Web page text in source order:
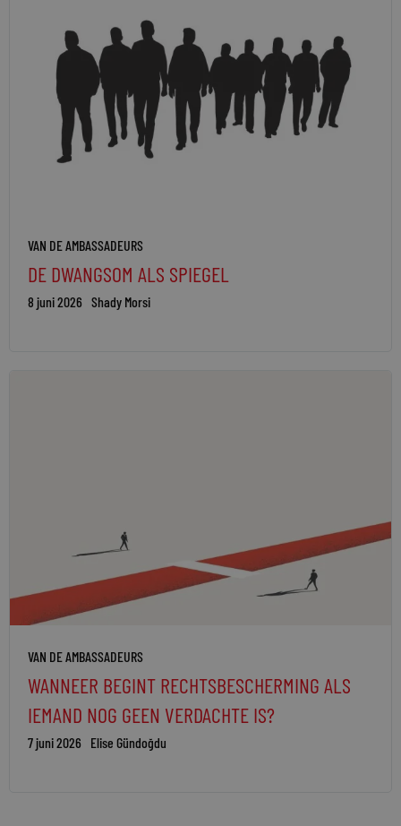
VAN DE AMBASSADEURS
DE DWANGSOM ALS SPIEGEL
8 juni 2026 Shady Morsi
VAN DE AMBASSADEURS
WANNEER BEGINT RECHTSBESCHERMING ALS
IEMAND NOG GEEN VERDACHTE IS?
7 juni 2026 Elise Gündoğdu